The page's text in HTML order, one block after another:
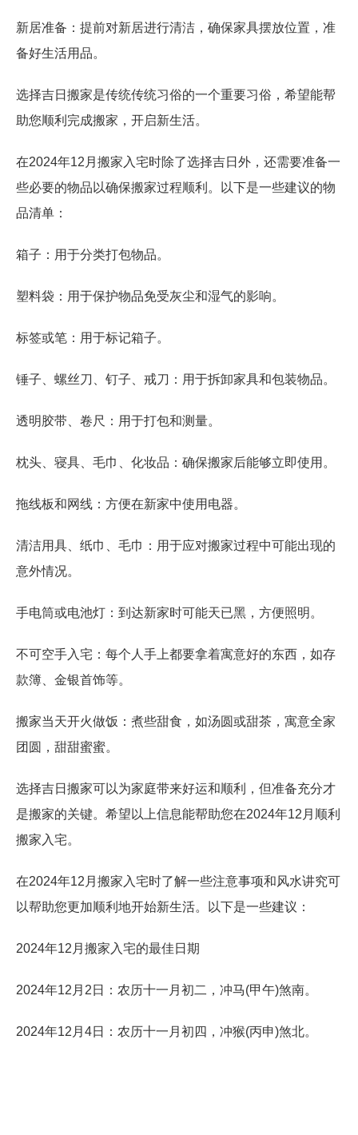
新居准备：提前对新居进行清洁，确保家具摆放位置，准
备好生活用品。
选择吉日搬家是传统传统习俗的一个重要习俗，希望能帮
助您顺利完成搬家，开启新生活。
在2024年12月搬家入宅时除了选择吉日外，还需要准备一
些必要的物品以确保搬家过程顺利。以下是一些建议的物
品清单：
箱子：用于分类打包物品。
塑料袋：用于保护物品免受灰尘和湿气的影响。
标签或笔：用于标记箱子。
锤子、螺丝刀、钉子、戒刀：用于拆卸家具和包装物品。
透明胶带、卷尺：用于打包和测量。
枕头、寝具、毛巾、化妆品：确保搬家后能够立即使用。
拖线板和网线：方便在新家中使用电器。
清洁用具、纸巾、毛巾：用于应对搬家过程中可能出现的
意外情况。
手电筒或电池灯：到达新家时可能天已黑，方便照明。
不可空手入宅：每个人手上都要拿着寓意好的东西，如存
款簿、金银首饰等。
搬家当天开火做饭：煮些甜食，如汤圆或甜茶，寓意全家
团圆，甜甜蜜蜜。
选择吉日搬家可以为家庭带来好运和顺利，但准备充分才
是搬家的关键。希望以上信息能帮助您在2024年12月顺利
搬家入宅。
在2024年12月搬家入宅时了解一些注意事项和风水讲究可
以帮助您更加顺利地开始新生活。以下是一些建议：
2024年12月搬家入宅的最佳日期
2024年12月2日：农历十一月初二，冲马(甲午)煞南。
2024年12月4日：农历十一月初四，冲猴(丙申)煞北。